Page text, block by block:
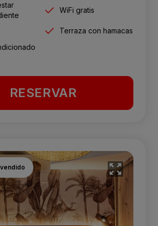
WiFi gratis
Terraza con hamacas
RESERVAR